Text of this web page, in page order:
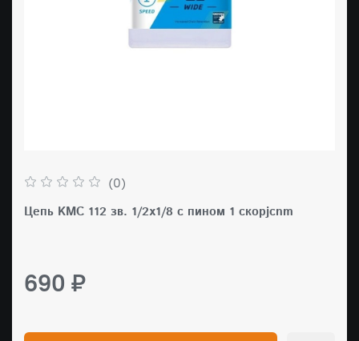
(0)
Цепь KMC 112 зв. 1/2х1/8 с пином 1 скорjcnm
690 ₽